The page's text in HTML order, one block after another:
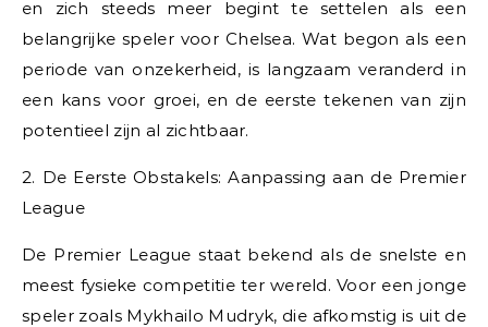
en zich steeds meer begint te settelen als een
belangrijke speler voor Chelsea. Wat begon als een
periode van onzekerheid, is langzaam veranderd in
een kans voor groei, en de eerste tekenen van zijn
potentieel zijn al zichtbaar.
2. De Eerste Obstakels: Aanpassing aan de Premier
League
De Premier League staat bekend als de snelste en
meest fysieke competitie ter wereld. Voor een jonge
speler zoals Mykhailo Mudryk, die afkomstig is uit de